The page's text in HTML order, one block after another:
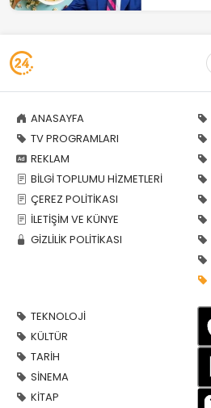
ANASAYFA
TV PROGRAMLARI
REKLAM
BİLGİ TOPLUMU HİZMETLERİ
ÇEREZ POLİTİKASI
İLETİŞİM VE KÜNYE
GİZLİLİK POLİTİKASI
TEKNOLOJİ
KÜLTÜR
TARİH
SİNEMA
KİTAP